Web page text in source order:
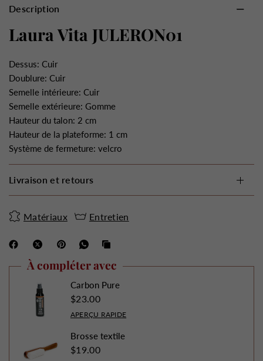
Description
Laura Vita JULERON01
Dessus: Cuir
Doublure: Cuir
Semelle intérieure: Cuir
Semelle extérieure: Gomme
Hauteur du talon: 2 cm
Hauteur de la plateforme: 1 cm
Système de fermeture: velcro
Livraison et retours
Matériaux Entretien
À compléter avec
Carbon Pure
$23.00
APERÇU RAPIDE
Brosse textile
$19.00